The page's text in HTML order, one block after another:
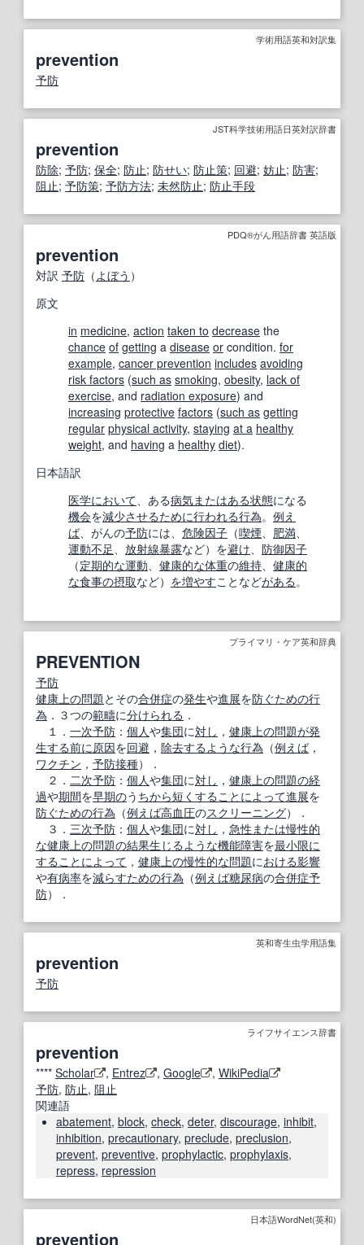
学術用語英和対訳集
prevention
予防
JST科学技術用語日英対訳辞書
prevention
防除; 予防; 保全; 防止; 防せい; 防止策; 回避; 妨止; 防害;
阻止; 予防策; 予防方法; 未然防止; 防止手段
PDQ®がん用語辞書 英語版
prevention
対訳 予防 （よぼう ）
原文
in medicine, action taken to decrease the
chance of getting a disease or condition. for
example, cancer prevention includes avoiding
risk factors (such as smoking, obesity, lack of
exercise, and radiation exposure) and
increasing protective factors (such as getting
regular physical activity, staying at a healthy
weight, and having a healthy diet).
日本語訳
医学において、ある病気またはある状態になる
機会を減少させるために行われる行為。 例え
ば、がんの予防には、 危険因子 （喫煙、 肥満、
運動不足、 放射線暴露など）を避け、 防御因子
（定期的な運動、 健康的な体重の維持、 健康的
な食事の摂取など） を増やすことなどがある。
プライマリ・ケア英和辞典
PREVENTION
予防
健康上の問題とその合併症の発生や進展を防ぐための行
為 ．３つの範疇に分けられる ．
１． 一次予防 ： 個人や集団に対し ， 健康上の問題が発
生する前に原因を回避 ， 除去するような行為 （例えば ，
ワクチン ， 予防接種）．
２． 二次予防 ： 個人や集団に対し ， 健康上の問題の経
過や期間を早期のう ちから短くすることによって進展を
防ぐための行為 （例えば高血圧のスクリーニング）．
３． 三次予防 ： 個人や集団に対し ， 急性または慢性的
な健康上の問題の結果生じるような機能障害を最小限に
することによって ， 健康上の慢性的な問題における影響
や有病率を減らすための行為 （例えば糖尿病の合併症予
防）．
英和寄生虫学用語集
prevention
予防
ライフサイエンス辞書
prevention
**** Scholar , Entrez , Google , WikiPedia
予防, 防止, 阻止
関連語
abatement, block, check, deter, discourage, inhibit,
inhibition, precautionary, preclude, preclusion,
prevent, preventive, prophylactic, prophylaxis,
repress, repression
日本語WordNet(英和)
prevention